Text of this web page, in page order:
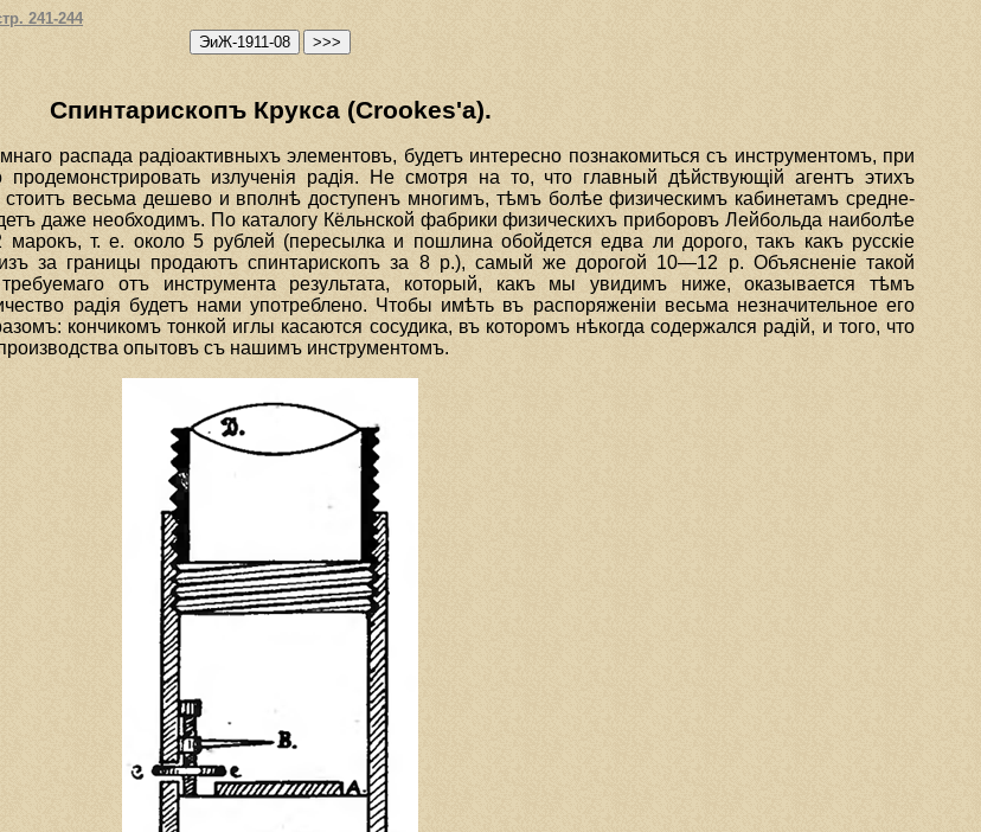
241-244
Спинтарископъ Крукса (Crookes'а).
распада радiоактивныхъ элементовъ, будетъ интересно познакомиться съ инструментомъ, при
излученiя радiя. Не смотря на то, что главный дѣйствующiй агентъ этихъ
весьма дешево и вполнѣ доступенъ многимъ, тѣмъ болѣе физическимъ кабинетамъ средне-
даже необходимъ. По каталогу Кёльнской фабрики физическихъ приборовъ Лейбольда наиболѣе
марокъ, т. е. около 5 рублей (пересылка и пошлина обойдется едва ли дорого, такъ какъ русскiе
за границы продаютъ спинтарископъ за 8 р.), самый же дорогой 10—12 р. Объясненiе такой
отъ инструмента результата, который, какъ мы увидимъ ниже, оказывается тѣмъ
радiя будетъ нами употреблено. Чтобы имѣть въ распоряженiи весьма незначительное его
кончикомъ тонкой иглы касаются сосудика, въ которомъ нѣкогда содержался радiй, и того, что
опытовъ съ нашимъ инструментомъ.